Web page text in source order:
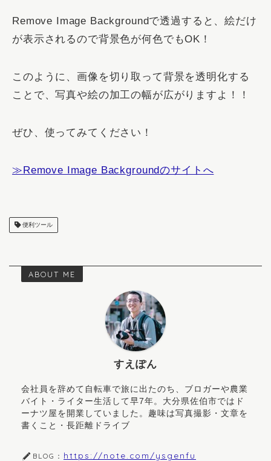
Remove Image Backgroundで透過すると、絵だけ
が表示されるので背景色が何色でもOK！
このように、画像を切り取って背景を透明化する
ことで、写真や絵の加工の幅が広がりますよ！！
ぜひ、使ってみてください！
≫Remove Image Backgroundのサイトへ
便利ツール
ABOUT ME
すえぽん
会社員を辞めて自転車で旅に出たのち、ブロガーや農業
バイト・ライター生活して早7年。大分県佐伯市ではド
ーナツ屋を開業していました。趣味は写真撮影・文章を
書くこと・長距離ドライブ
BLOG： https://note.com/ysgenfu